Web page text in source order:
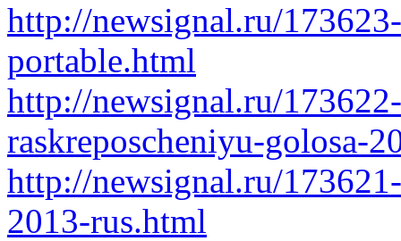
http://newsignal.ru/
portable.html
http://newsignal.ru/
raskreposcheniyu-golosa-
http://newsignal.ru/
2013-rus.html